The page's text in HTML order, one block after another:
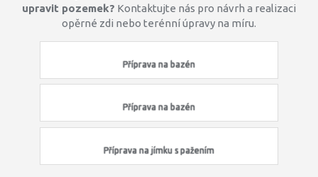
upravit pozemek? Kontaktujte nás pro návrh a realizaci
opěrné zdi nebo terénní úpravy na míru.
Příprava na bazén
Příprava na bazén
Příprava na jímku s pažením